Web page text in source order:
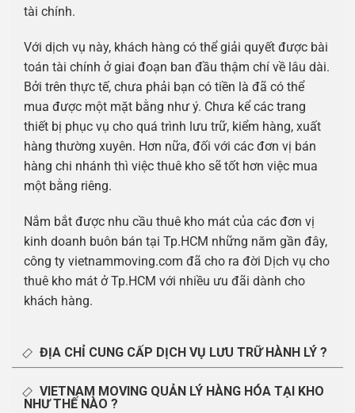
tài chính.
Với dịch vụ này, khách hàng có thể giải quyết được bài
toán tài chính ở giai đoạn ban đầu thậm chí về lâu dài.
Bởi trên thực tế, chưa phải bạn có tiền là đã có thể
mua được một mặt bằng như ý. Chưa kể các trang
thiết bị phục vụ cho quá trình lưu trữ, kiểm hàng, xuất
hàng thường xuyên. Hơn nữa, đối với các đơn vị bán
hàng chi nhánh thì việc thuê kho sẽ tốt hơn việc mua
một bằng riêng.
Nắm bắt được nhu cầu thuê kho mát của các đơn vị
kinh doanh buôn bán tại Tp.HCM những năm gần đây,
công ty vietnammoving.com đã cho ra đời Dịch vụ cho
thuê kho mát ở Tp.HCM với nhiều ưu đãi dành cho
khách hàng.
ĐỊA CHỈ CUNG CẤP DỊCH VỤ LƯU TRỮ HÀNH LÝ ?
VIETNAM MOVING QUẢN LÝ HÀNG HÓA TẠI KHO
NHƯ THẾ NÀO ?